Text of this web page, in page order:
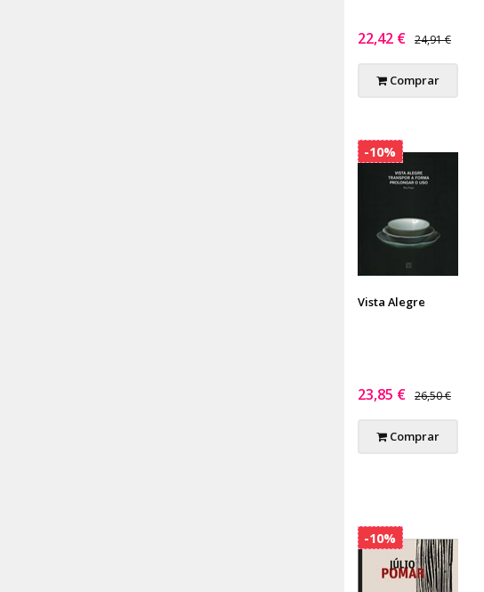
22,42 € 24,91 €
Comprar
Vista Alegre
23,85 € 26,50 €
Comprar
-10%
-10%